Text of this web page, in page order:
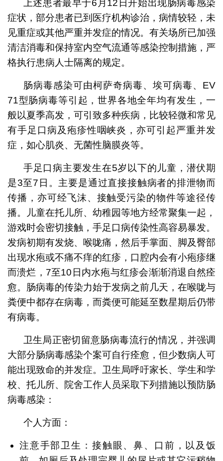
上述患者最早于6月12日开始出现肠病毒感染
症状，部分患者已到医疗机构诊治，病情较轻，未
见重症或其他严重并发症的情况。有关场所已加强
清洁消毒和保持室内空气流通等感染控制措施，严
格执行患病人士隔离的规定。
肠病毒感染可由柯萨奇病毒、埃可病毒、EV
71型肠病毒等引起，世界各地全年均有发生，一
般以夏季高发，可引致多种疾病，比较轻微和常见
有手足口病及疱疹性咽峡炎，亦可引起严重并发
症，如心肌炎、无菌性脑膜炎等。
手足口病主要发生在5岁以下的儿童，潜伏期
是3至7日。主要是通过直接接触病者的排泄物而
传播，亦可经飞沫、接触受污染的物件等途径传
播。儿童在托儿所、幼稚园等地方经常聚集一起，
游戏时会密切接触，手足口病传染性高容易暴发。
发病初期有发烧、喉咙痛，然后手掌面、脚及臀部
出现水疱或不痛不痒的红疹，口腔内会有小疱疹继
而溃烂，7至10日内水疱与红疹会渐渐消退自然痊
愈。肠病毒的传染力始于发病之前几天，在喉咙与
粪便中都存在病毒，而粪便可能延至数星期后仍带
有病毒。
卫生局正密切留意肠病毒流行的情况，并强调
大部分肠病毒感染个案可自行痊愈，但少数病人可
能出现致命的并发症。卫生局呼吁家长、学生和学
校、托儿所、院舍工作人员采取下列措施以预防肠
病毒感染：
个人方面：
注意手部卫生：接触眼、鼻、口前，以及饭